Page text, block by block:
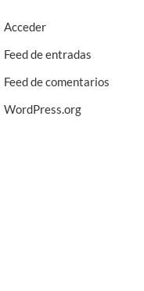
Acceder
Feed de entradas
Feed de comentarios
WordPress.org